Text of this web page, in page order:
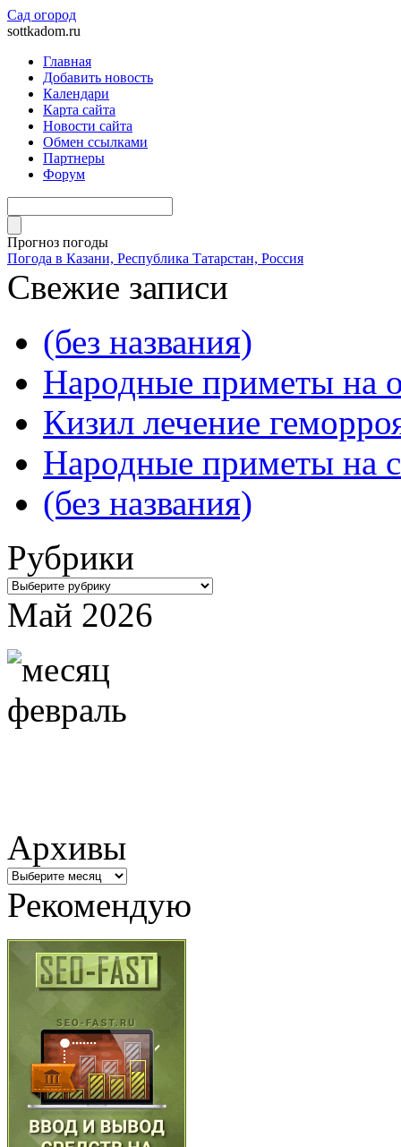
Сад огород
sottkadom.ru
Главная
Добавить новость
Календари
Карта сайта
Новости сайта
Обмен ссылками
Партнеры
Форум
Прогноз погоды
Погода в Казани, Республика Татарстан, Россия
Свежие записи
(без названия)
Народные приметы на
Кизил лечение
Народные приметы на
(без названия)
Рубрики
Рубрики
Май 2026
Архивы
Архивы
Рекомендую